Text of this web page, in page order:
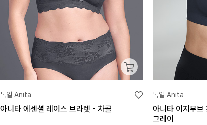
독일 Anita
아니타 에센셜 레이스 브라렛 - 차콜
독일 Anita
아니타 이지무브
그레이